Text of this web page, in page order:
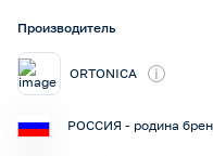
Производитель
ORTONICA i
РОССИЯ - родина